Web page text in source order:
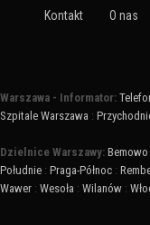
Kontakt O nas
Warszawa - Informator:
Szpitale Warszawa :
Dzielnice Warszawy: Bemowo
Południe : Praga-Północ :
Wawer : Wesoła : Wilanów :